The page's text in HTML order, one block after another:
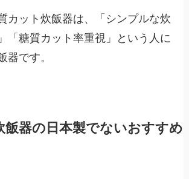
カット炊飯器は、「シンプルな炊
「糖質カット率重視」という人に
器です。
飯器の日本製でないおすすめ